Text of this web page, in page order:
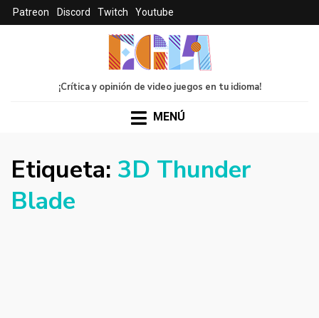
Patreon Discord Twitch Youtube
¡Crítica y opinión de video juegos en tu idioma!
MENÚ
Etiqueta: 3D Thunder
Blade